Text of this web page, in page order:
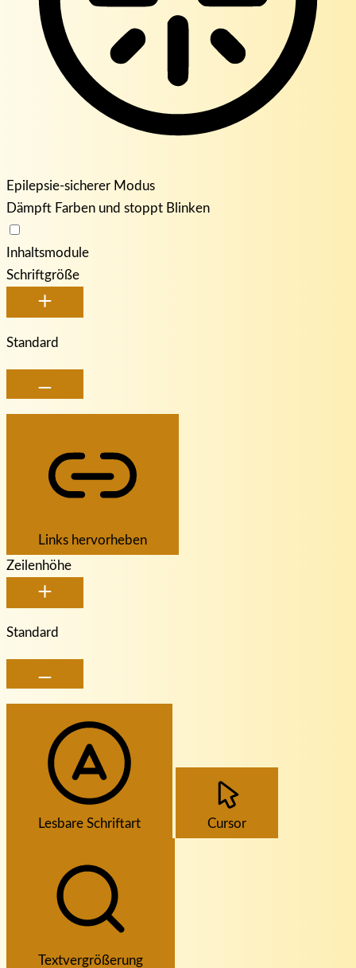
Epilepsie-sicherer Modus
Dämpft Farben und stoppt Blinken
Inhaltsmodule
Schriftgröße
Standard
Links hervorheben
Zeilenhöhe
Standard
Lesbare Schriftart Cursor
Textvergrößerung